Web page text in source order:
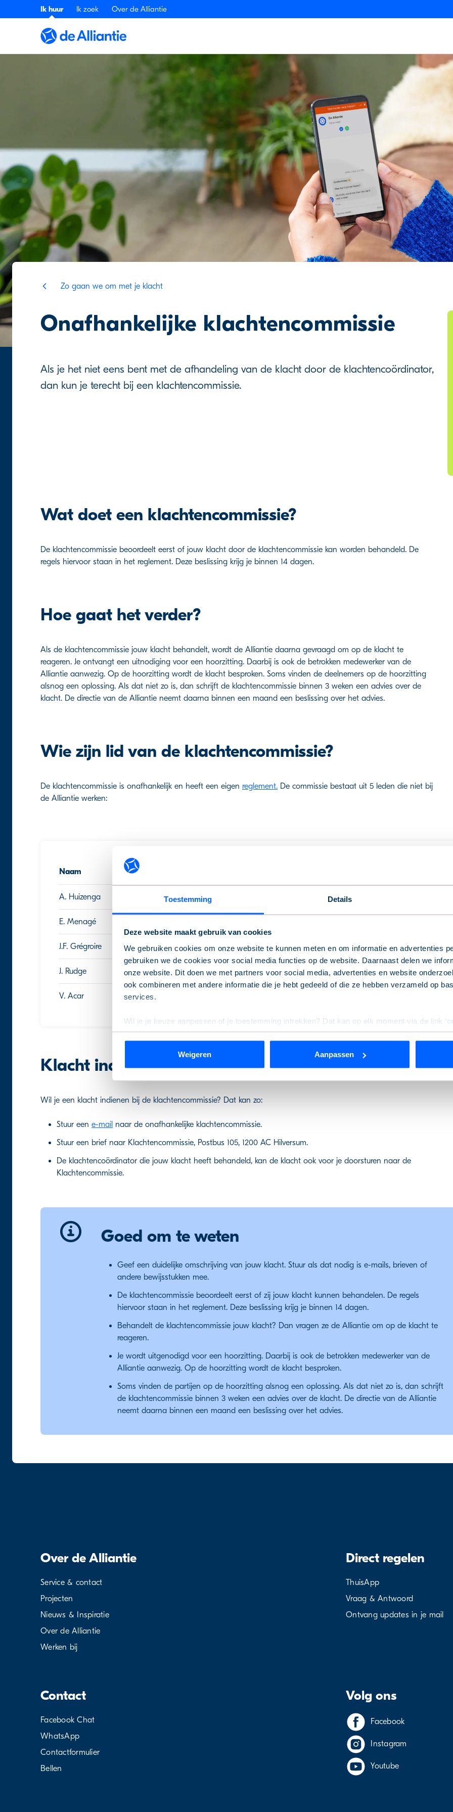
Toestemming Details
Deze website maakt gebruik van cookies
We gebruiken cookies om onze website te kunnen meten en om informatie en advertenties
gebruiken we de cookies voor social media functies op de website. Daarnaast delen we
onze website. Dit doen we met partners voor social media, advertenties en website
ook combineren met andere informatie die je hebt gedeeld of die ze hebben verzameld op
services.
Wil je je keuze aanpassen of je toestemming intrekken? Dat kan op elk moment via de link ‘
de pagina.
We werken samen met9 derden die uw gegevens kunnen ontvangen en verwerken.
Weigeren Aanpassen
Ik huur Ik zoek Over de Alliantie
Zo gaan we om met je klacht
Onafhankelijke klachtencommissie
Als je het niet eens bent met de afhandeling van de klacht door de klachtencoördinator,
dan kun je terecht bij een klachtencommissie.
Wat doet een klachtencommissie?
De klachtencommissie beoordeelt eerst of jouw klacht door de klachtencommissie kan worden behandeld. De
regels hiervoor staan in het reglement. Deze beslissing krijg je binnen 14 dagen.
Hoe gaat het verder?
Als de klachtencommissie jouw klacht behandelt, wordt de Alliantie daarna gevraagd om op de klacht te
reageren. Je ontvangt een uitnodiging voor een hoorzitting. Daarbij is ook de betrokken medewerker van de
Alliantie aanwezig. Op de hoorzitting wordt de klacht besproken. Soms vinden de deelnemers op de hoorzitting
alsnog een oplossing. Als dat niet zo is, dan schrijft de klachtencommissie binnen 3 weken een advies over de
klacht. De directie van de Alliantie neemt daarna binnen een maand een beslissing over het advies.
Wie zijn lid van de klachtencommissie?
De klachtencommissie is onafhankelijk en heeft een eigen reglement. De commissie bestaat uit 5 leden die niet bij
de Alliantie werken:
Naam
A. Huizenga 30 juli 2021 29 juli 2025
E. Menagé
J.F. Grégroire 8 december 2020 8 december 2024
J. Rudge 9 december 2020 7 december 2024
V. Acar
Klacht indienen bij klachtencommissie
Wil je een klacht indienen bij de klachtencommissie? Dat kan zo:
Stuur een e-mail naar de onafhankelijke klachtencommissie.
Stuur een brief naar Klachtencommissie, Postbus 105, 1200 AC Hilversum.
De klachtencoördinator die jouw klacht heeft behandeld, kan de klacht ook voor je doorsturen naar de
Klachtencommissie.
Goed om te weten
Geef een duidelijke omschrijving van jouw klacht. Stuur als dat nodig is e-mails, brieven of
andere bewijsstukken mee.
De klachtencommissie beoordeelt eerst of zij jouw klacht kunnen behandelen. De regels
hiervoor staan in het reglement. Deze beslissing krijg je binnen 14 dagen.
Behandelt de klachtencommissie jouw klacht? Dan vragen ze de Alliantie om op de klacht te
reageren.
Je wordt uitgenodigd voor een hoorzitting. Daarbij is ook de betrokken medewerker van de
Alliantie aanwezig. Op de hoorzitting wordt de klacht besproken.
Soms vinden de partijen op de hoorzitting alsnog een oplossing. Als dat niet zo is, dan schrijft
de klachtencommissie binnen 3 weken een advies over de klacht. De directie van de Alliantie
neemt daarna binnen een maand een beslissing over het advies.
Over de Alliantie
Service & contact
Projecten
Nieuws & Inspiratie
Over de Alliantie
Werken bij
Direct regelen
ThuisApp
Vraag & Antwoord
Ontvang updates in je mail
Contact
Facebook Chat
WhatsApp
Contactformulier
Bellen
Volg ons
Facebook
Instagram
Youtube